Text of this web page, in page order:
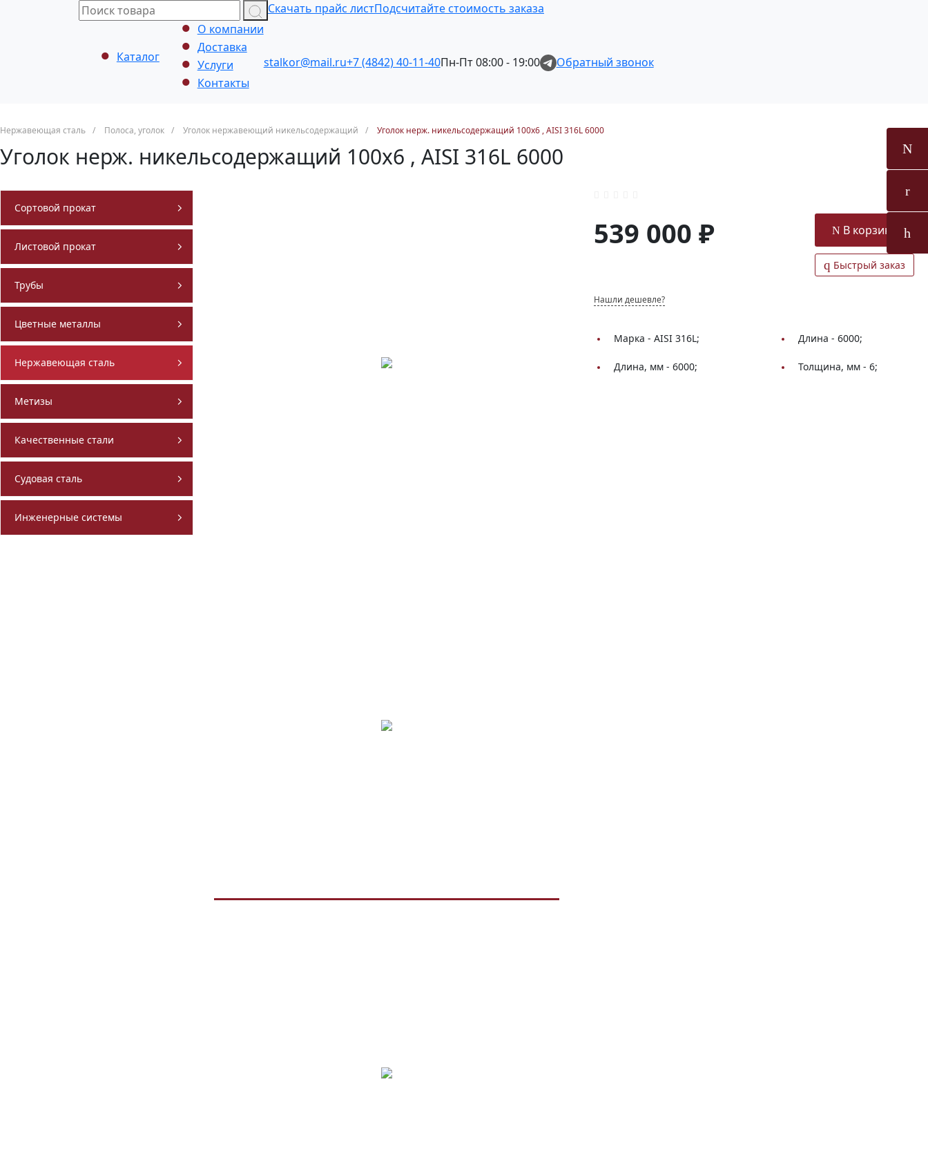
Скачать прайс листПодсчитайте стоимость заказа
Каталог
О компании
Доставка
Услуги
Контакты
stalkor@mail.ru+7 (4842) 40-11-40Пн-Пт 08:00 - 19:00 Обратный звонок
Нержавеющая сталь / Полоса, уголок / Уголок нержавеющий никельсодержащий / Уголок нерж. никельсодержащий 100х6 , AISI 316L 6000
Уголок нерж. никельсодержащий 100х6 , AISI 316L 6000
Сортовой прокат
Листовой прокат
Трубы
Цветные металлы
Нержавеющая сталь
Метизы
Качественные стали
Судовая сталь
Инженерные системы
539 000 ₽ В корзину
Быстрый заказ
Нашли дешевле?
Марка - AISI 316L; Длина - 6000;
Длина, мм - 6000; Толщина, мм - 6;